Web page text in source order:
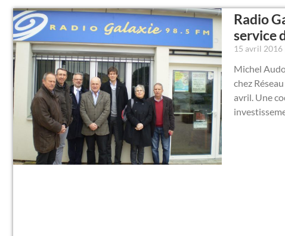
Radio
service
15 avril 2016
Michel
chez
avril. Une